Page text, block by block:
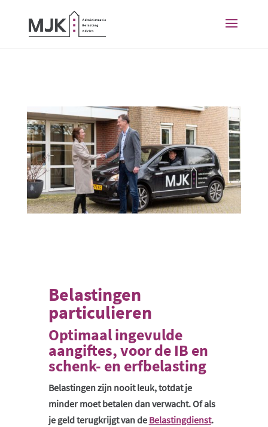
Belastingen
particulieren
Optimaal ingevulde
aangiftes, voor de IB en
schenk- en erfbelasting
Belastingen zijn nooit leuk, totdat je
minder moet betalen dan verwacht. Of als
je geld terugkrijgt van de Belastingdienst.